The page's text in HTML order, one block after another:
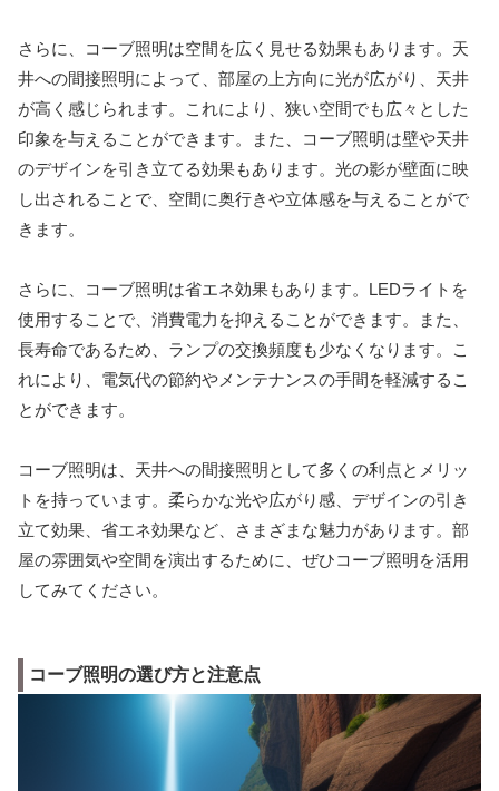
さらに、コーブ照明は空間を広く見せる効果もあります。天
井への間接照明によって、部屋の上方向に光が広がり、天井
が高く感じられます。これにより、狭い空間でも広々とした
印象を与えることができます。また、コーブ照明は壁や天井
のデザインを引き立てる効果もあります。光の影が壁面に映
し出されることで、空間に奥行きや立体感を与えることがで
きます。
さらに、コーブ照明は省エネ効果もあります。LEDライトを
使用することで、消費電力を抑えることができます。また、
長寿命であるため、ランプの交換頻度も少なくなります。こ
れにより、電気代の節約やメンテナンスの手間を軽減するこ
とができます。
コーブ照明は、天井への間接照明として多くの利点とメリッ
トを持っています。柔らかな光や広がり感、デザインの引き
立て効果、省エネ効果など、さまざまな魅力があります。部
屋の雰囲気や空間を演出するために、ぜひコーブ照明を活用
してみてください。
コーブ照明の選び方と注意点